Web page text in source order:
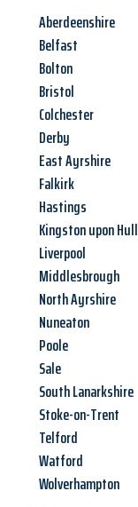
Aberdeenshire
Belfast
Bolton
Bristol
Colchester
Derby
East Ayrshire
Falkirk
Hastings
Kingston upon Hull
Liverpool
Middlesbrough
North Ayrshire
Nuneaton
Poole
Sale
South Lanarkshire
Stoke-on-Trent
Telford
Watford
Wolverhampton